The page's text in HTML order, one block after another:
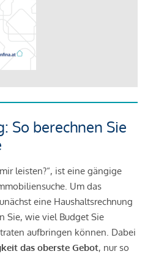
So berechnen Sie
leisten?“, ist eine gängige
Um das
eine Haushaltsrechnung
Sie, wie viel Budget Sie
aufbringen können. Dabei
das oberste Gebot, nur so